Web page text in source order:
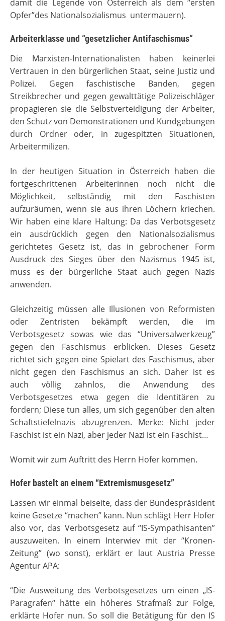
damit die Legende von Österreich als dem “ersten
Opfer”des Nationalsozialismus untermauern).
Arbeiterklasse und “gesetzlicher Antifaschismus”
Die Marxisten-Internationalisten haben keinerlei
Vertrauen in den bürgerlichen Staat, seine Justiz und
Polizei. Gegen faschistische Banden, gegen
Streikbrecher und gegen gewalttätige Polizeischläger
propagieren sie die Selbstverteidigung der Arbeiter,
den Schutz von Demonstrationen und Kundgebungen
durch Ordner oder, in zugespitzten Situationen,
Arbeitermilizen.
In der heutigen Situation in Österreich haben die
fortgeschrittenen Arbeiterinnen noch nicht die
Möglichkeit, selbständig mit den Faschisten
aufzuräumen, wenn sie aus ihren Löchern kriechen.
Wir haben eine klare Haltung: Da das Verbotsgesetz
ein ausdrücklich gegen den Nationalsozialismus
gerichtetes Gesetz ist, das in gebrochener Form
Ausdruck des Sieges über den Nazismus 1945 ist,
muss es der bürgerliche Staat auch gegen Nazis
anwenden.
Gleichzeitig müssen alle Illusionen von Reformisten
oder Zentristen bekämpft werden, die im
Verbotsgesetz sowas wie das “Universalwerkzeug”
gegen den Faschismus erblicken. Dieses Gesetz
richtet sich gegen eine Spielart des Faschismus, aber
nicht gegen den Faschismus an sich. Daher ist es
auch völlig zahnlos, die Anwendung des
Verbotsgesetzes etwa gegen die Identitären zu
fordern; Diese tun alles, um sich gegenüber den alten
Schaftstiefelnazis abzugrenzen. Merke: Nicht jeder
Faschist ist ein Nazi, aber jeder Nazi ist ein Faschist…
Womit wir zum Auftritt des Herrn Hofer kommen.
Hofer bastelt an einem “Extremismusgesetz”
Lassen wir einmal beiseite, dass der Bundespräsident
keine Gesetze “machen” kann. Nun schlägt Herr Hofer
also vor, das Verbotsgesetz auf “IS-Sympathisanten”
auszuweiten. In einem Interwiev mit der “Kronen-
Zeitung” (wo sonst), erklärt er laut Austria Presse
Agentur APA:
“Die Ausweitung des Verbotsgesetzes um einen „IS-
Paragrafen“ hätte ein höheres Strafmaß zur Folge,
erklärte Hofer nun. So soll die Betätigung für den IS